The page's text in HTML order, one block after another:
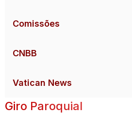
Comissões
CNBB
Vatican News
Giro Paroquial